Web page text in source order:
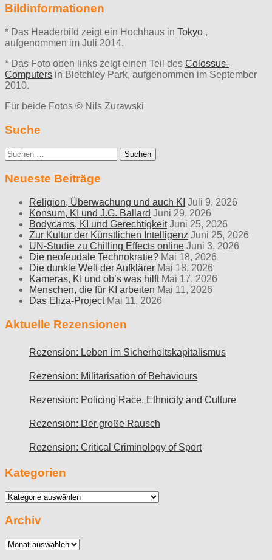
Bildinformationen
* Das Headerbild zeigt ein Hochhaus in Tokyo ,
aufgenommen im Juli 2014.
* Das Foto oben links zeigt einen Teil des Colossus-
Computers in Bletchley Park, aufgenommen im September
2010.
Für beide Fotos © Nils Zurawski
Suche
Suche
nach:
Neueste Beiträge
Religion, Überwachung und auch KI Juli 9, 2026
Konsum, KI und J.G. Ballard Juni 29, 2026
Bodycams, KI und Gerechtigkeit Juni 25, 2026
Zur Kultur der Künstlichen Intelligenz Juni 25, 2026
UN-Studie zu Chilling Effects online Juni 3, 2026
Die neofeudale Technokratie? Mai 18, 2026
Die dunkle Welt der Aufklärer Mai 18, 2026
Kameras, KI und ob’s was hilft Mai 17, 2026
Menschen, die für KI arbeiten Mai 11, 2026
Das Eliza-Project Mai 11, 2026
Aktuelle Rezensionen
Rezension: Leben im Sicherheitskapitalismus
Rezension: Militarisation of Behaviours
Rezension: Policing Race, Ethnicity and Culture
Rezension: Der große Rausch
Rezension: Critical Criminology of Sport
Kategorien
Kategorien
Archiv
Archiv